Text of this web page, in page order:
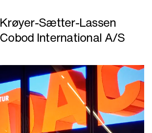
Krøyer-Sætter-Lassen
Cobod International A/S